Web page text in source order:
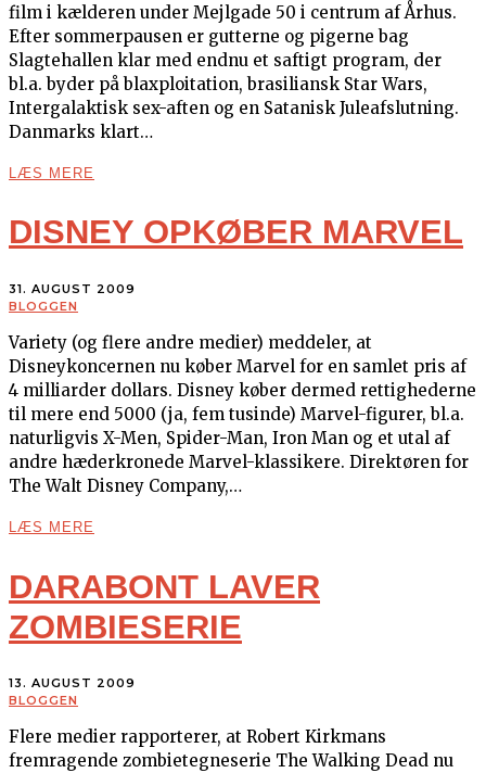
film i kælderen under Mejlgade 50 i centrum af Århus.
Efter sommerpausen er gutterne og pigerne bag
Slagtehallen klar med endnu et saftigt program, der
bl.a. byder på blaxploitation, brasiliansk Star Wars,
Intergalaktisk sex-aften og en Satanisk Juleafslutning.
Danmarks klart…
LÆS MERE
DISNEY OPKØBER MARVEL
31. AUGUST 2009
BLOGGEN
Variety (og flere andre medier) meddeler, at
Disneykoncernen nu køber Marvel for en samlet pris af
4 milliarder dollars. Disney køber dermed rettighederne
til mere end 5000 (ja, fem tusinde) Marvel-figurer, bl.a.
naturligvis X-Men, Spider-Man, Iron Man og et utal af
andre hæderkronede Marvel-klassikere. Direktøren for
The Walt Disney Company,…
LÆS MERE
DARABONT LAVER
ZOMBIESERIE
13. AUGUST 2009
BLOGGEN
Flere medier rapporterer, at Robert Kirkmans
fremragende zombietegneserie The Walking Dead nu